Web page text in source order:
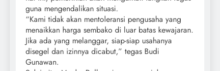
guna mengendalikan situasi.
“Kami tidak akan mentoleransi pengusaha yang
menaikkan harga sembako di luar batas kewajaran.
Jika ada yang melanggar, siap-siap usahanya
disegel dan izinnya dicabut,” tegas Budi
Gunawan.